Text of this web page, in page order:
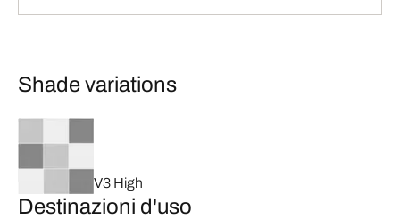
Shade variations
V3 High
Destinazioni d'uso